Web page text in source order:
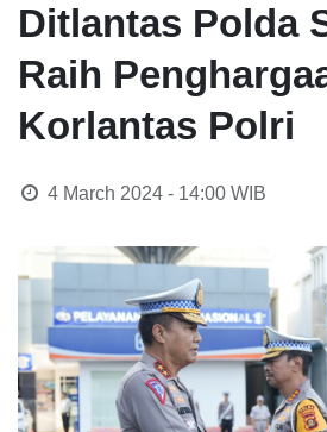
Ditlantas Polda
Raih
Korlantas Polri
4 March 2024 - 14:00WIB